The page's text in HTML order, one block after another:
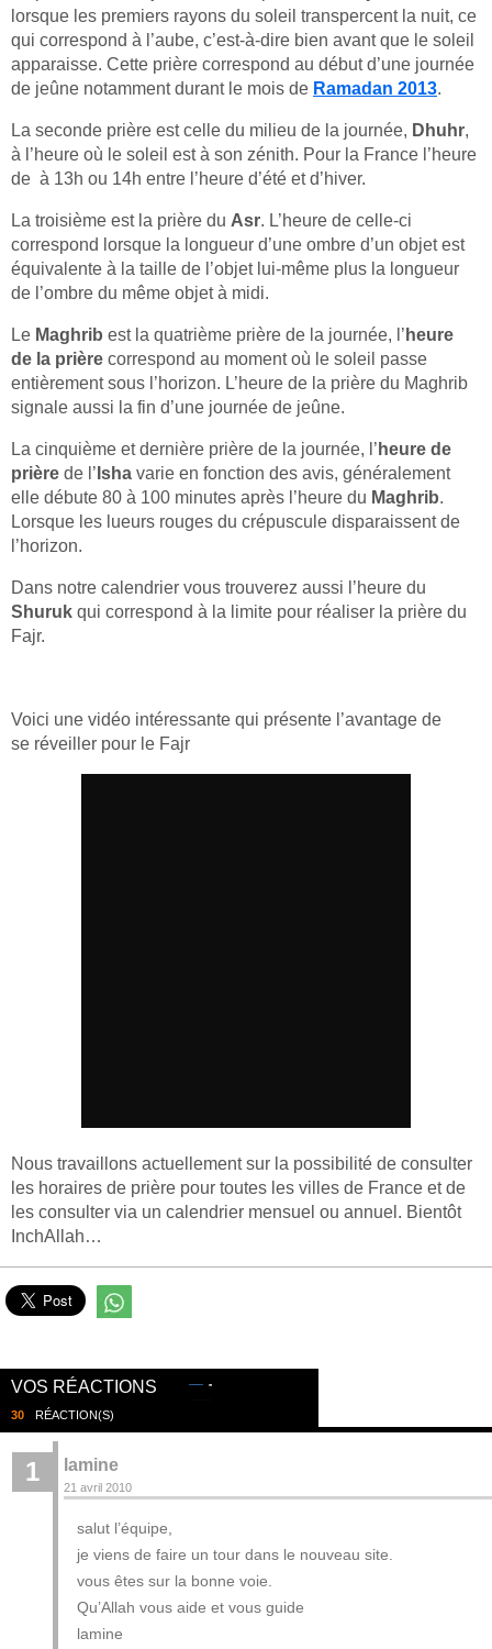
lorsque les premiers rayons du soleil transpercent la nuit, ce
qui correspond à l’aube, c’est-à-dire bien avant que le soleil
apparaisse. Cette prière correspond au début d’une journée
de jeûne notamment durant le mois de Ramadan 2013.
La seconde prière est celle du milieu de la journée, Dhuhr,
à l’heure où le soleil est à son zénith. Pour la France l’heure
de à 13h ou 14h entre l’heure d’été et d’hiver.
La troisième est la prière du Asr. L’heure de celle-ci
correspond lorsque la longueur d’une ombre d’un objet est
équivalente à la taille de l’objet lui-même plus la longueur
de l’ombre du même objet à midi.
Le Maghrib est la quatrième prière de la journée, l’ heure
de la prière correspond au moment où le soleil passe
entièrement sous l’horizon. L’heure de la prière du Maghrib
signale aussi la fin d’une journée de jeûne.
La cinquième et dernière prière de la journée, l’ heure de
prière de l’ Isha varie en fonction des avis, généralement
elle débute 80 à 100 minutes après l’heure du Maghrib.
Lorsque les lueurs rouges du crépuscule disparaissent de
l’horizon.
Dans notre calendrier vous trouverez aussi l’heure du
Shuruk qui correspond à la limite pour réaliser la prière du
Fajr.
Voici une vidéo intéressante qui présente l’avantage de
se réveiller pour le Fajr
Nous travaillons actuellement sur la possibilité de consulter
les horaires de prière pour toutes les villes de France et de
les consulter via un calendrier mensuel ou annuel. Bientôt
InchAllah…
VOS RÉACTIONS
30 RÉACTION(S)
1 lamine
21 avril 2010
salut l’équipe,
je viens de faire un tour dans le nouveau site.
vous êtes sur la bonne voie.
Qu’Allah vous aide et vous guide
lamine